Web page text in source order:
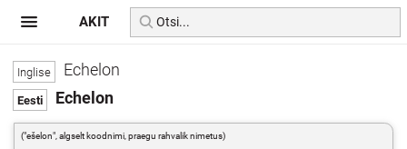
Echelon
Echelon
("ešelon", algselt koodnimi, praegu rahvalik nimetus)
AKIT